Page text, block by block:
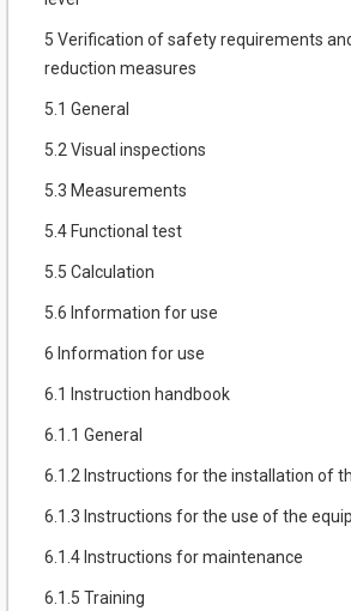
5 Verification of safety requirements
reduction measures
5.1 General
5.2 Visual inspections
5.3 Measurements
5.4 Functional test
5.5 Calculation
5.6 Information for use
6 Information for use
6.1 Instruction handbook
6.1.1 General
6.1.2 Instructions for the installation of
6.1.3 Instructions for the use of the
6.1.4 Instructions for maintenance
6.1.5 Training